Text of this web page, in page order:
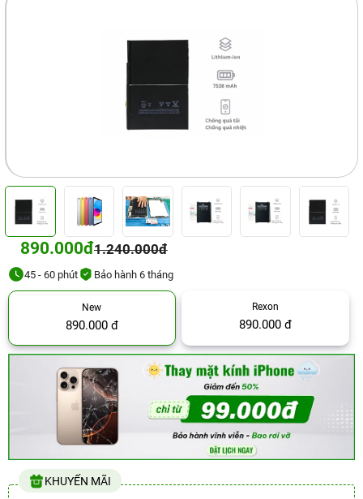
890.000đ1.240.000đ
45 - 60 phút Bảo hành 6 tháng
New
890.000 đ
Rexon
890.000 đ
KHUYẾN MÃI